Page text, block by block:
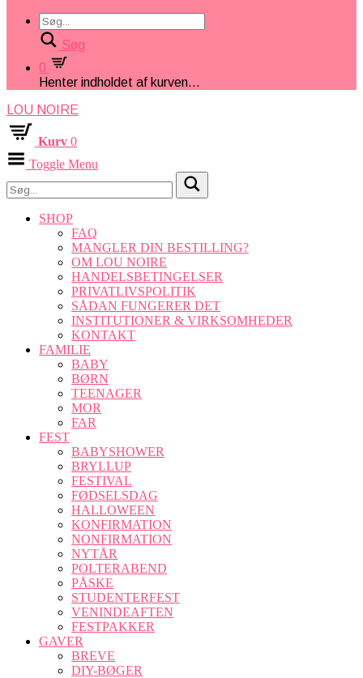
Søg
0
Henter indholdet af kurven...
LOU NOIRE
Kurv 0
Toggle Menu
SHOP
FAQ
MANGLER DIN BESTILLING?
OM LOU NOIRE
HANDELSBETINGELSER
PRIVATLIVSPOLITIK
SÅDAN FUNGERER DET
INSTITUTIONER & VIRKSOMHEDER
KONTAKT
FAMILIE
BABY
BØRN
TEENAGER
MOR
FAR
FEST
BABYSHOWER
BRYLLUP
FESTIVAL
FØDSELSDAG
HALLOWEEN
KONFIRMATION
NONFIRMATION
NYTÅR
POLTERABEND
PÅSKE
STUDENTERFEST
VENINDEAFTEN
FESTPAKKER
GAVER
BREVE
DIY-BØGER